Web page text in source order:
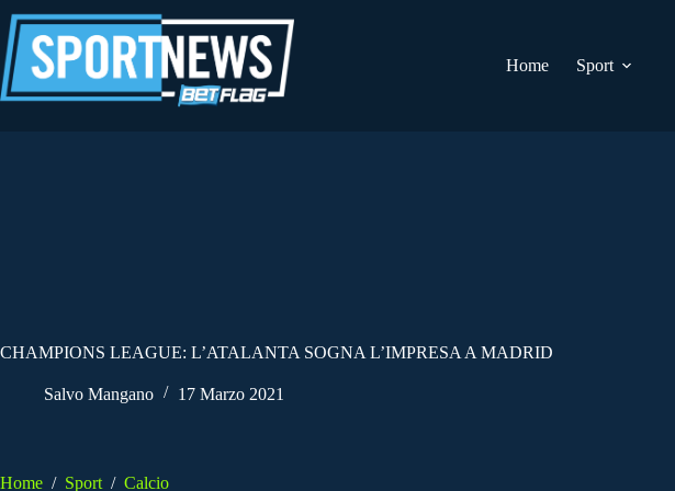
al
contenuto
Home
Sport
CHAMPIONS LEAGUE: L’ATALANTA SOGNA L’IMPRESA A MADRID
Salvo Mangano 17 Marzo 2021
Home / Sport / Calcio